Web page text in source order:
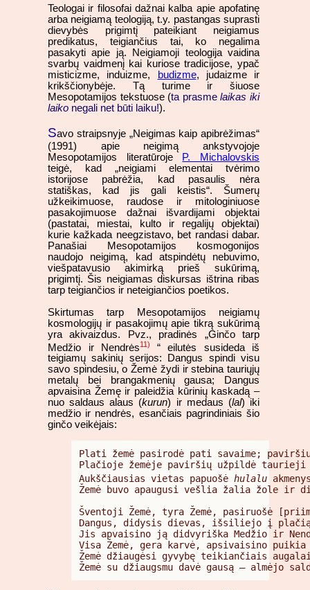
Teologai ir filosofai dažnai kalba apie apofatinę
arba neigiamą teologiją, t.y. pastangas suprasti
dievybės prigimtį pateikiant neigiamus
predikatus, teigiančius tai, ko negalima
pasakyti apie ją. Neigiamoji teologija vaidina
svarbų vaidmenį kai kuriose tradicijose, ypač
misticizme, induizme,
budizme, judaizme ir
krikščionybėje. Tą turime ir šiuose
Mesopotamijos tekstuose (ta prasmelaikas iki
laiko negali net būti laiku!).
Savo straipsnyje „Neigimas kaip apibrėžimas“
(1991) apie neigimą ankstyvojoje
Mesopotamijos literatūroje
P. Michalovskis
teigė, kad „neigiami elementai tvėrimo
istorijose pabrėžia, kad pasaulis nėra
statiškas, kad jis gali keistis“. Šumerų
užkeikimuose, raudose ir mitologiniuose
pasakojimuose dažnai išvardijami objektai
(pastatai, miestai, kulto ir regalijų objektai)
kurie kažkada neegzistavo, bet randasi dabar.
Panašiai Mesopotamijos kosmogonijos
naudojo neigimą, kad atspindėtų nebuvimo,
viešpatavusio akimirką prieš sukūrimą,
prigimtį. Šis neigiamas diskursas ištrina ribas
tarp teigiančios ir neteigiančios poetikos.
Skirtumas tarp Mesopotamijos neigiamų
kosmologijų ir pasakojimų apie tikrą sukūrimą
yra akivaizdus. Pvz., pradinės „Ginčo tarp
Medžio ir Nendrės11) “ eilutės susideda iš
teigiamų sakinių serijos: Dangus spindi visu
savo spindesiu, o Žemė žydi ir stebina tauriųjų
metalų bei brangakmenių gausa; Dangus
apvaisina Žemę ir paleidžia kūrinių kaskadą –
nuo saldaus alaus (kurun) ir medaus (lal) iki
medžio ir nendrės, esančiais pagrindiniais šio
ginčo veikėjais:
Plati žemė pasirodė pati savaime;
Plačioje žemėje paviršių užpildė taurieji
Aukščiausias vietas papuošė hulalu
Žemė buvo apaugusi vešlia žalia žole ir
Šventoji Žemė, tyra Žemė, pasiruošė
Dangus, didysis dievas, išsiliejo į
Jis apvaisino ją didvyriška Medžio ir
Visa Žemė, gera karvė, apsivaisino puikia
Žemė džiaugėsi gyvybę teikiančiais
Žemė su džiaugsmu davė gausą – almėjo